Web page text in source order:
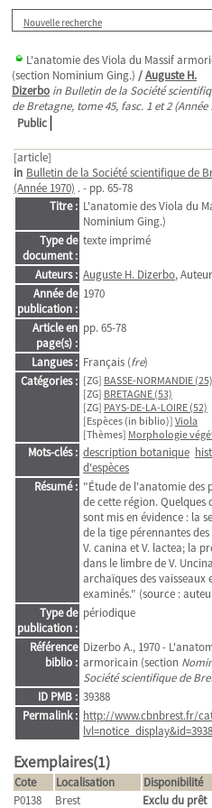
Nouvelle recherche
L'anatomie des Viola du Massif
(section Nominium Ging.) /Auguste H.
Dizerbo in Bulletin de la Société
de Bretagne, tome 45, fasc. 1 et 2 (Année
Public
[article]
in Bulletin de la Société scientifique de
(Année 1970) . - pp. 65-78
Titre : L'anatomie des Viola du
Nominium Ging.)
Type de
document :
texte imprimé
Auteurs : Auguste H. Dizerbo, Auteur
Année de
publication :
1970
Article en
page(s) :
pp. 65-78
Langues : Français (fre)
Catégories : [ZG] BASSE-NORMANDIE (25)
[ZG] BRETAGNE (53)
[ZG] PAYS-DE-LA-LOIRE (52)
[Espèces (in biblio)] Viola
[Thèmes] Morphologie
Mots-clés : description botanique
d'espèces
Résumé : "Étude de l'anatomie des
de cette région. Quelques
sont mis en évidence : la
de la tige pérennantes des
V. canina et V. lactea; la
dans le limbre de V.
archaïques des
examinés." (source :
Type de
publication :
périodique
Référence
biblio :
Dizerbo A., 1970 -
armoricain (section
Société scientifique de
ID PMB : 39388
Permalink : http://www.cbnbrest.fr/
Exemplaires(1)
Cote Localisation
Disponibilité
P0138
Brest Exclu du prêt